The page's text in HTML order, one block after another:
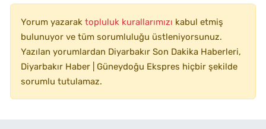
Yorum yazarak topluluk kurallarımızı kabul etmiş
bulunuyor ve tüm sorumluluğu üstleniyorsunuz.
Yazılan yorumlardan Diyarbakır Son Dakika Haberleri,
Diyarbakır Haber | Güneydoğu Ekspres hiçbir şekilde
sorumlu tutulamaz.